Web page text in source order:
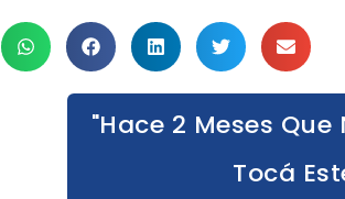
"Hace 2 Meses
Tocá